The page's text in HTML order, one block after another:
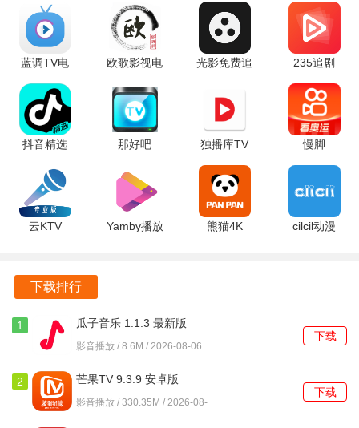
偏好自由切换频道。
蓝调TV电
视直播
1.6.2 最新
版
欧歌影视电
安卓版
光影免费追
新版
235追剧
2.0.0 最新
安卓版
抖音精选
版
那好吧
卓版
独播库TV
6.2 安卓版
慢脚
14.6.50.49423
云KTV
Yamby播放
熊猫4K
cilcil动漫
下载排行
1 瓜子音乐 1.1.3 最新版
影音播放 / 8.6M / 2026-08-06
下载
2 芒果TV 9.3.9 安卓版
影音播放 / 330.35M / 2026-08-
下载